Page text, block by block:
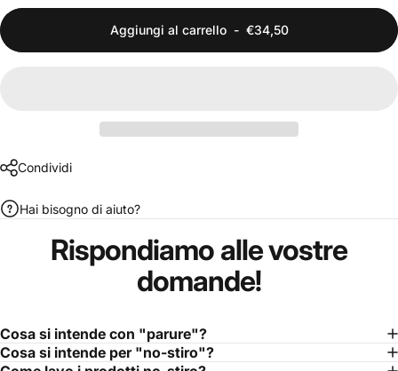
Aggiungi al carrello- €34,50
Condividi
Hai bisogno di aiuto?
Rispondiamo allevostre
domande!
Cosa si intende con "parure"?
Cosa si intende per "no-stiro"?